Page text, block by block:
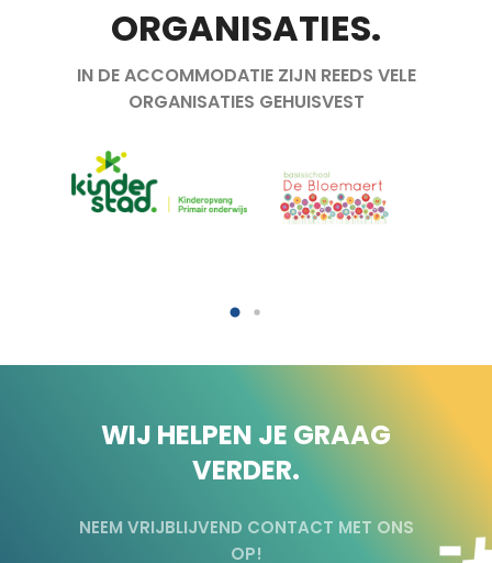
ORGANISATIES.
IN DE ACCOMMODATIE ZIJN REEDS VELE
ORGANISATIES GEHUISVEST
WIJ HELPEN JE GRAAG
VERDER.
NEEM VRIJBLIJVEND CONTACT MET ONS
OP!